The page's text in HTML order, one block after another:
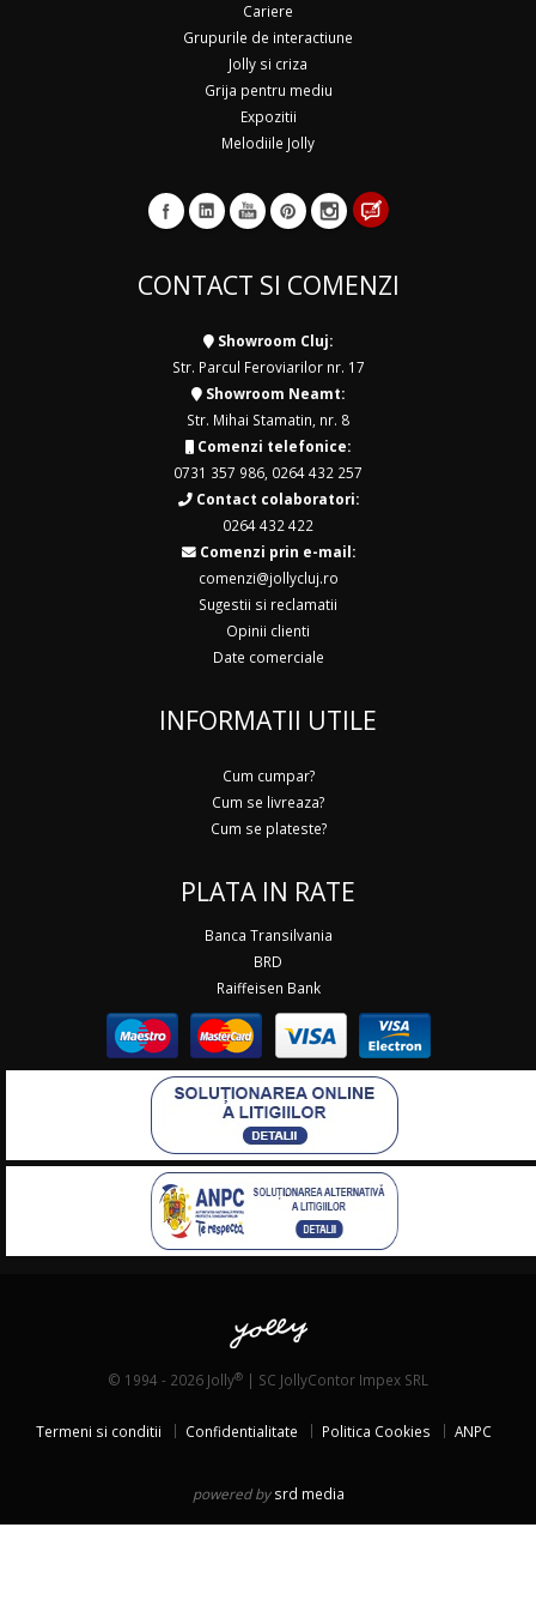
Cariere
Grupurile de interactiune
Jolly si criza
Grija pentru mediu
Expozitii
Melodiile Jolly
CONTACT SI COMENZI
Showroom Cluj:
Str. Parcul Feroviarilor nr. 17
Showroom Neamt:
Str. Mihai Stamatin, nr. 8
Comenzi telefonice:
0731 357 986 0264 432 257
Contact colaboratori:
0264 432 422
Comenzi prin e-mail:
comenzi@jollycluj.ro
Sugestii si reclamatii
Opinii clienti
Date comerciale
INFORMATII UTILE
Cum cumpar?
Cum se livreaza?
Cum se plateste?
PLATA IN RATE
Banca Transilvania
BRD
Raiffeisen Bank
© 1994 - 2026 Jolly® | SC JollyContor Impex SRL
Termeni si conditii Confidentialitate Politica Cookies ANPC
powered by srd media